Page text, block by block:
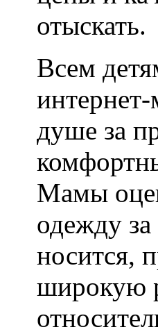
отыскать.
Всем
душе за
Мамы
одежду
носится,
широкую